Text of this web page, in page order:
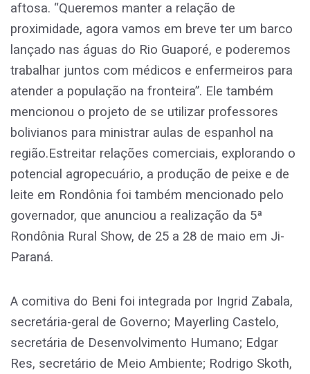
aftosa. “Queremos manter a relação de
proximidade, agora vamos em breve ter um barco
lançado nas águas do Rio Guaporé, e poderemos
trabalhar juntos com médicos e enfermeiros para
atender a população na fronteira”. Ele também
mencionou o projeto de se utilizar professores
bolivianos para ministrar aulas de espanhol na
região.Estreitar relações comerciais, explorando o
potencial agropecuário, a produção de peixe e de
leite em Rondônia foi também mencionado pelo
governador, que anunciou a realização da 5ª
Rondônia Rural Show, de 25 a 28 de maio em Ji-
Paraná.
A comitiva do Beni foi integrada por Ingrid Zabala,
secretária-geral de Governo; Mayerling Castelo,
secretária de Desenvolvimento Humano; Edgar
Res, secretário de Meio Ambiente; Rodrigo Skoth,